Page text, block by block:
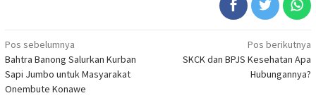
Navigasi
pos
Pos sebelumnya
Bahtra Banong Salurkan Kurban
Sapi Jumbo untuk Masyarakat
Onembute Konawe
Pos berikutnya
SKCK dan BPJS Kesehatan Apa
Hubungannya?